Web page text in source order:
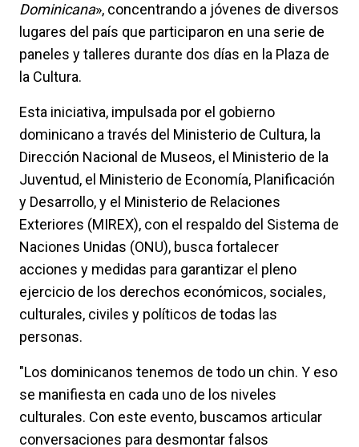
Dominicana», concentrando a jóvenes de diversos
lugares del país que participaron en una serie de
paneles y talleres durante dos días en la Plaza de
la Cultura.
Esta iniciativa, impulsada por el gobierno
dominicano a través del Ministerio de Cultura, la
Dirección Nacional de Museos, el Ministerio de la
Juventud, el Ministerio de Economía, Planificación
y Desarrollo, y el Ministerio de Relaciones
Exteriores (MIREX), con el respaldo del Sistema de
Naciones Unidas (ONU), busca fortalecer
acciones y medidas para garantizar el pleno
ejercicio de los derechos económicos, sociales,
culturales, civiles y políticos de todas las
personas.
"Los dominicanos tenemos de todo un chin. Y eso
se manifiesta en cada uno de los niveles
culturales. Con este evento, buscamos articular
conversaciones para desmontar falsos